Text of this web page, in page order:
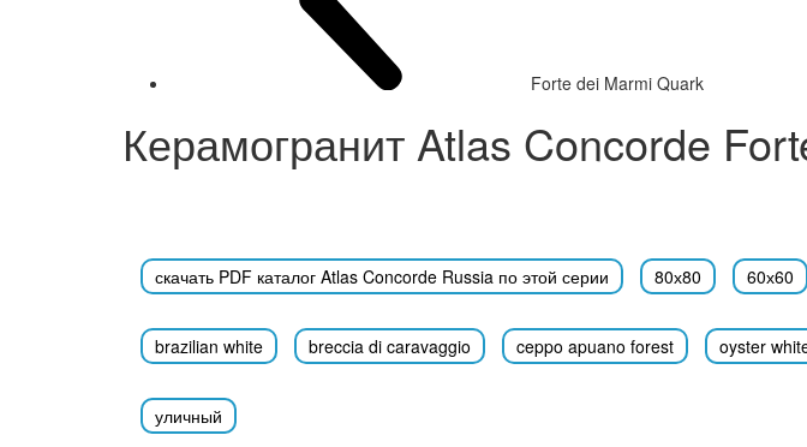
Forte dei Marmi Quark
Керамогранит Atlas Concorde
скачать PDF каталог Atlas Concorde Russia по этой серии 80х80 60х60
brazilian white breccia di caravaggio ceppo apuano forest oyster
уличный